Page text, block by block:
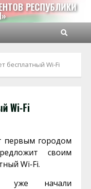
РЕСПУБЛИКИ
бесплатный Wi-Fi
Wi-Fi
первым городом
своим
Wi-Fi.
уже начали